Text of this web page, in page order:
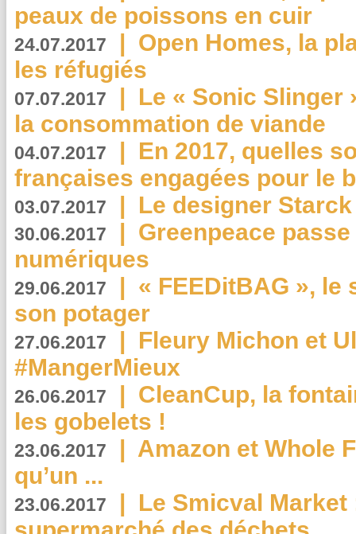
peaux de poissons en cuir
24.07.2017 | Open Homes, la
les réfugiés
07.07.2017 | Le « Sonic Slinger
la consommation de viande
04.07.2017 | En 2017, quelles
françaises engagées pour le
03.07.2017 | Le designer
30.06.2017 | Greenpeace
numériques
29.06.2017 | « FEEDitBAG », le
son potager
27.06.2017 | Fleury Michon et
#MangerMieux
26.06.2017 | CleanCup, la
les gobelets !
23.06.2017 | Amazon et Whole
qu’un ...
23.06.2017 | Le Smicval